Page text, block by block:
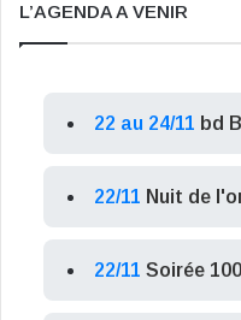
L’AGENDA A VENIR
22 au 24/11 bd
22/11 Nuit de
22/11 Soirée